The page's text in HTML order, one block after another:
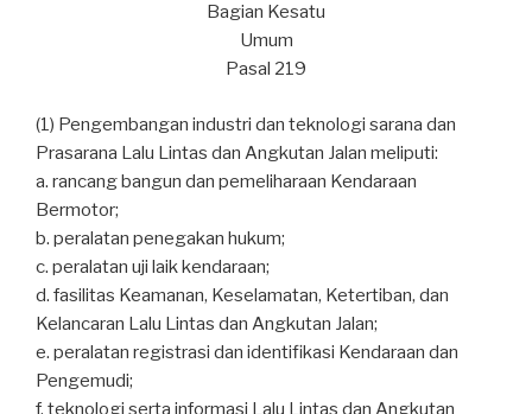
Bagian Kesatu
Umum
Pasal 219
(1) Pengembangan industri dan teknologi sarana dan
Prasarana Lalu Lintas dan Angkutan Jalan meliputi:
a. rancang bangun dan pemeliharaan Kendaraan
Bermotor;
b. peralatan penegakan hukum;
c. peralatan uji laik kendaraan;
d. fasilitas Keamanan, Keselamatan, Ketertiban, dan
Kelancaran Lalu Lintas dan Angkutan Jalan;
e. peralatan registrasi dan identifikasi Kendaraan dan
Pengemudi;
f. teknologi serta informasi Lalu Lintas dan Angkutan